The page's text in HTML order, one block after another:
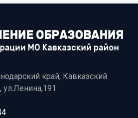
край, Кавказский
ул.Ленина,191